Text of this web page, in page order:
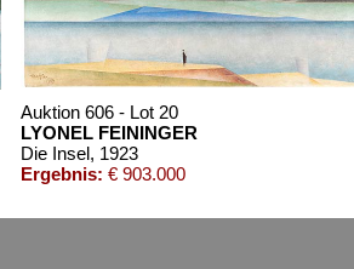
Auktion 606 - Lot 20
LYONEL FEININGER
Die Insel, 1923
Ergebnis: € 903.000